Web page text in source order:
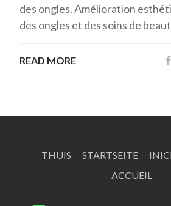
des ongles. Amélioration
des ongles et des soins de
READ MORE
THUIS STARTSEITE
ACCUEIL